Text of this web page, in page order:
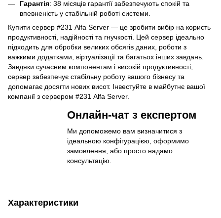
Гарантія: 38 місяців гарантії забезпечують спокій та
впевненість у стабільній роботі системи.
Купити сервер #231 Alfa Server — це зробити вибір на користь
продуктивності, надійності та гнучкості. Цей сервер ідеально
підходить для обробки великих обсягів даних, роботи з
важкими додатками, віртуалізації та багатьох інших завдань.
Завдяки сучасним компонентам і високій продуктивності,
сервер забезпечує стабільну роботу вашого бізнесу та
допомагає досягти нових висот. Інвестуйте в майбутнє вашої
компанії з сервером #231 Alfa Server.
Онлайн-чат з експертом
Ми допоможемо вам визначитися з
ідеальною конфігурацією, оформимо
замовлення, або просто надамо
консультацію.
Характеристики